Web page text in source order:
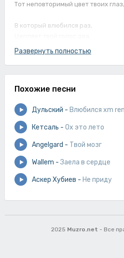
Тот неповторимый цвет твоих глаз,
В который влюбился раз,
Невыносимая ты,
Вьются волосы под небесами,
Так заводит меня твой вид сзади.
Развернуть полностью
Похожие песни
Дульский - Влюбился xm
Кетсаль - Ох это лето
Angelgard - Твой мозг
Wallem - Заела в сердце
Аскер Хубиев - Не приду
2025 Muzro.net - Все